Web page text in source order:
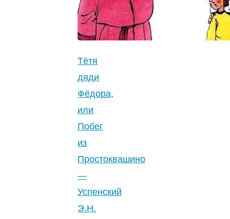
а
Анфиса
поступает
в
Успенский
Э.Н.
5
(1)
Тётя
дяди
Фёдора,
или
Побег
из
Простоквашино
—
Успенский
Э.Н.